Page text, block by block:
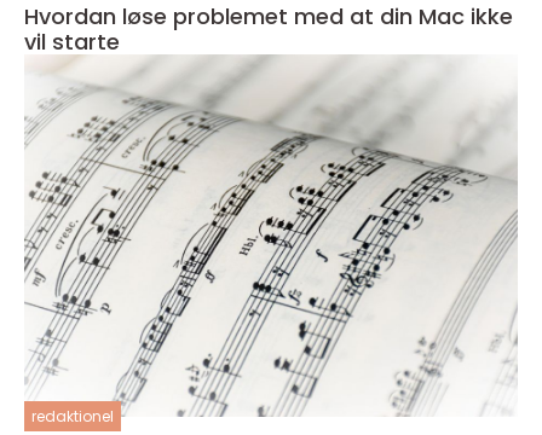
Hvordan løse problemet med at din Mac ikke
vil starte
redaktionel